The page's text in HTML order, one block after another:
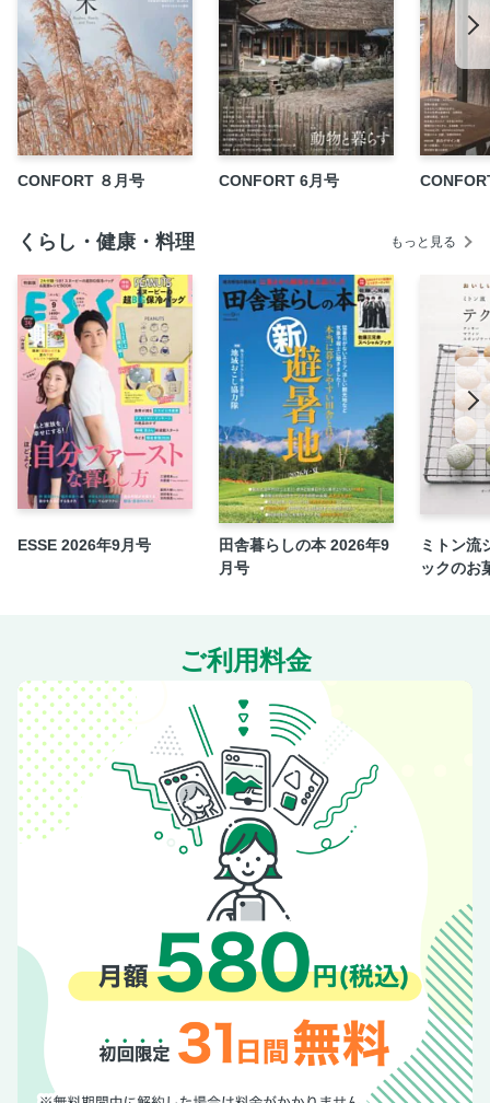
茶に満ちる住まい─ 住宅改修による茶室2題／家族の絆が茶
のある日々を支える 小原邸茶室「渓聲庵」（大阪市東住吉
区） 改修設計・施工 北条工務店
働く釘がカギ 室金物・茶室の金物
和の建材 紙・土・木
自社広告／素材・建材ハンドブック
中国茶の愉しみ 中国茶の基本を識る
haku」主宰
多芸多趣味の文人的な精神を宿す 安藤雅信美術家・「ギャ
ルリ百草」主宰
茶の木が映し出す、生命のかたち 沓沢敬料理人・「朔」店
主沓沢佐知子造形作家
自社広告／第２回チャレンジコンペ
さまざまな中国茶のしつらえを楽しめる場所 中国・蘇州本
色美術館
先生と学生たちは、いまこんなことを考えている。 ケンチ
ク学ビバ 第69回 東海大学 建築都市学部建築学科 教授・
建築都市学部長 岩﨑克也
FOCUS on Office
REVIEWS & REPORTS
奥付・バックナンバー
CONFORT ８月号 CONFORT 6月号
くらし・健康・料理 もっと見る
ESSE 2026年9月号
田舎暮らしの本 2026年9
月号
ミトン流
ックのお
ご利用料金